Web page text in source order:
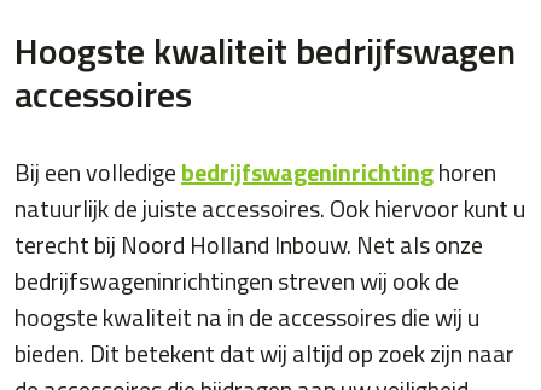
Hoogste kwaliteit bedrijfswagen
accessoires
Bij een volledigebedrijfswageninrichtinghoren
natuurlijk de juiste accessoires. Ook hiervoor kunt u
terecht bij Noord Holland Inbouw. Net als onze
bedrijfswageninrichtingen streven wij ook de
hoogste kwaliteit na in de accessoires die wij u
bieden. Dit betekent dat wij altijd op zoek zijn naar